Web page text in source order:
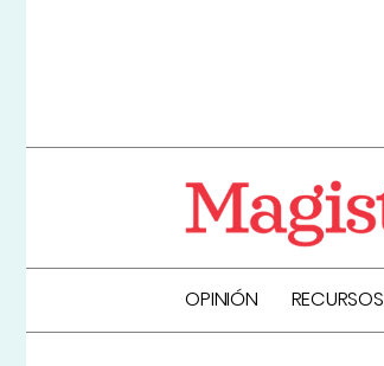
OPINIÓN RECURSOS